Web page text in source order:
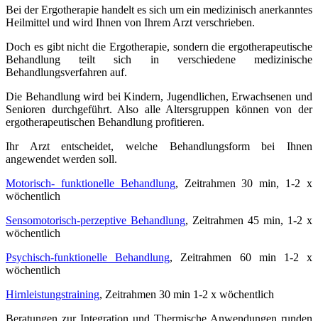
Bei der Ergotherapie handelt es sich um ein medizinisch anerkanntes
Heilmittel und wird Ihnen von Ihrem Arzt verschrieben.
Doch es gibt nicht die Ergotherapie, sondern die ergotherapeutische
Behandlung teilt sich in verschiedene medizinische
Behandlungsverfahren auf.
Die Behandlung wird bei Kindern, Jugendlichen, Erwachsenen und
Senioren durchgeführt. Also alle Altersgruppen können von der
ergotherapeutischen Behandlung profitieren.
Ihr Arzt entscheidet, welche Behandlungsform bei Ihnen
angewendet werden soll.
Motorisch- funktionelle Behandlung, Zeitrahmen 30 min, 1-2 x
wöchentlich
Sensomotorisch-perzeptive Behandlung, Zeitrahmen 45 min, 1-2 x
wöchentlich
Psychisch-funktionelle Behandlung, Zeitrahmen 60 min 1-2 x
wöchentlich
Hirnleistungstraining, Zeitrahmen 30 min 1-2 x wöchentlich